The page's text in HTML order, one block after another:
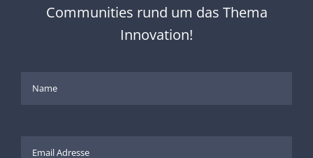
Communities rund um das Thema
Innovation!